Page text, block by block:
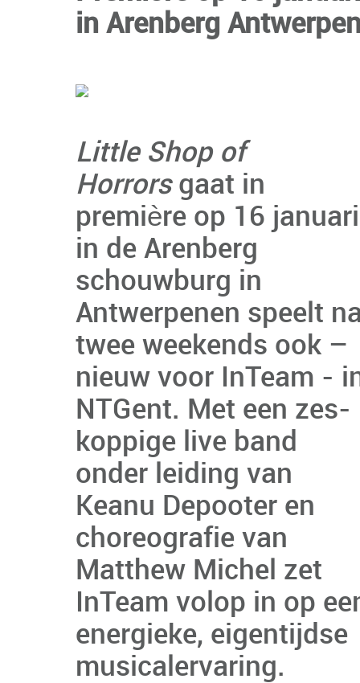
in Arenberg
Little Shop of
Horrorsgaat in
première op 16 januari
in de Arenberg
schouwburg in
Antwerpenen speelt
twee weekends ook –
nieuw voor InTeam -
NTGent. Met een zes-
koppige live band
onder leiding van
Keanu Depooter en
choreografie van
Matthew Michel zet
InTeam volop in op
energieke, eigentijdse
musicalervaring.